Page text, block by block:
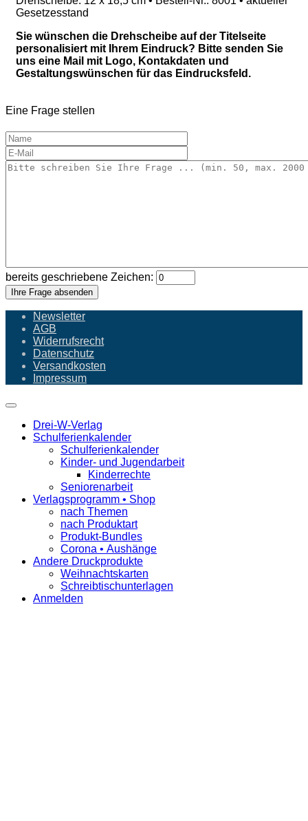
Gesetzesstand
Sie wünschen die Drehscheibe auf der Titelseite
personalisiert mit Ihrem Eindruck? Bitte senden Sie
uns eine Mail mit Logo, Kontakdaten und
Gestaltungswünschen für das Eindrucksfeld.
Eine Frage stellen
bereits geschriebene Zeichen:
Ihre Frage absenden
Newsletter
AGB
Widerrufsrecht
Datenschutz
Versandkosten
Impressum
Drei-W-Verlag
Schulferienkalender
Schulferienkalender
Kinder- und Jugendarbeit
Kinderrechte
Seniorenarbeit
Verlagsprogramm • Shop
nach Themen
nach Produktart
Produkt-Bundles
Corona • Aushänge
Andere Druckprodukte
Weihnachtskarten
Schreibtischunterlagen
Anmelden